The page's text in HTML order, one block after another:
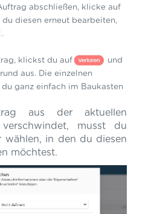
abschließen, klicke auf
du diesen erneut bearbeiten,
.
klickst du auf
und
aus. Die einzelnen
ganz einfach im Baukasten
aus der aktuellen
verschwindet, musst du
wählen, in den du diesen
möchtest.